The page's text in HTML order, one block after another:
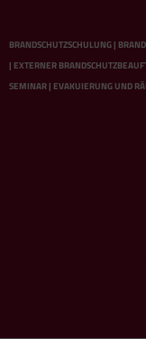
BRANDSCHUTZSCHULUNG |
| EXTERNER
SEMINAR | EVAKUIERUNG UND